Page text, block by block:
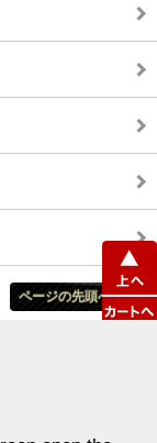
ページの先頭へ戻る